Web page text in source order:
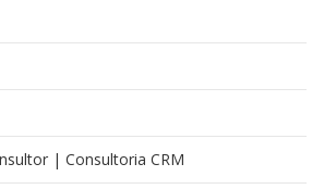
| Consultoria CRM